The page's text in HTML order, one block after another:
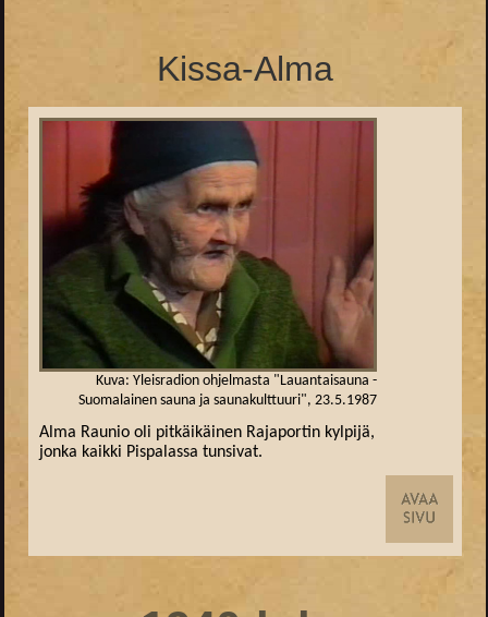
Kissa-Alma
Kuva: Yleisradion ohjelmasta "Lauantaisauna -
Suomalainen sauna ja saunakulttuuri", 23.5.1987
Alma Raunio oli pitkäikäinen Rajaportin kylpijä,
jonka kaikki Pispalassa tunsivat.